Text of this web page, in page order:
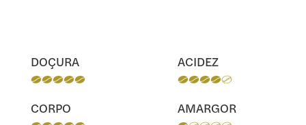
DOÇURA ACIDEZ
CORPO AMARGOR